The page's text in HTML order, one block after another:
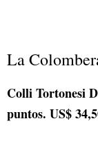
La
Colli Tortonesi
puntos. US$